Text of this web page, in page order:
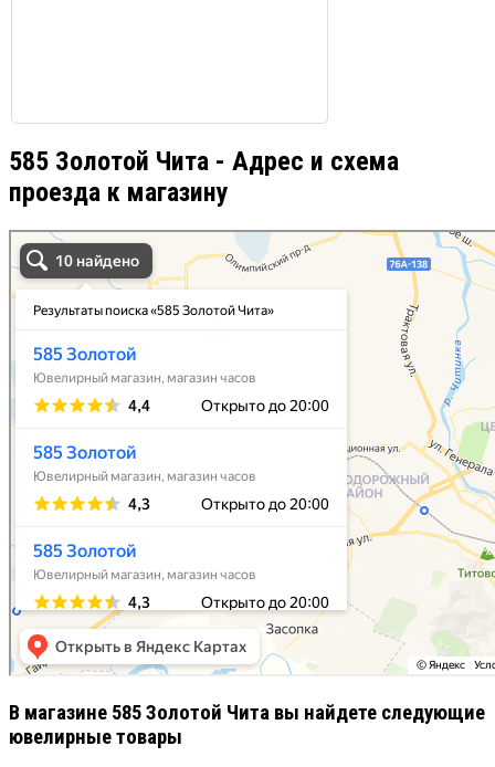
585 Золотой Чита - Адрес и схема
проезда к магазину
585 Золотой Чита в Чите
Чита
В магазине 585 Золотой Чита вы найдете следующие
ювелирные товары